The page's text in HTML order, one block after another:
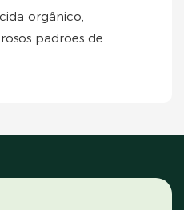
orgânico,
padrões de